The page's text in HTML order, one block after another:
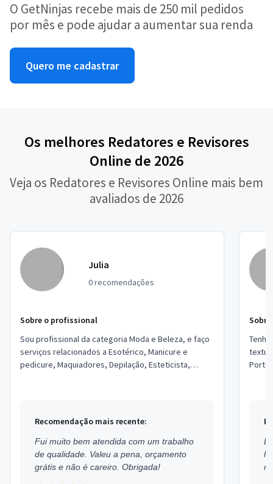
O GetNinjas recebe mais de 250 mil pedidos
por mês e pode ajudar a aumentar sua renda
Quero me cadastrar
Os melhores Redatores e Revisores
Online de 2026
Veja os Redatores e Revisores Online mais bem
avaliados de 2026
Julia
0 recomendações
Sobre o profissional
Sou profissional da categoria Moda e Beleza, e faço
serviços relacionados a Esotérico, Manicure e
pedicure, Maquiadores, Depilação, Esteticista,
Recomendação mais recente:
Fui muito bem atendida com um trabalho
de qualidade. Valeu a pena, orçamento
grátis e não é careiro. Obrigada!